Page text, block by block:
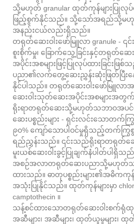
သို့မဟုတ် granular ထုတ်ကုန်များပြုလုပ်ရန်
ဖြည့်စွက်နိုင်သည်။ သို့သော်အရည်သို့
အနည်းငယ်လည်းရှိသည်။
တရုတ်ဆေးဝါးဖော်မြူလာ granule - ၎
စူးစိုက်မှု၊ ခြောက်သွေ့ခြင်းနှင့်တရုတ်ဆေး
အပိုင်းအစများဖြင့်ပြုလုပ်ထားခြင်းဖြ
ပညာ၏လက်တွေ့ဆေးညွှန်းဆုံးဖြတ်ပြီး
နိုင်ပါသည်။ တရုတ်ဆေးဝါးဖော်မြူလာ
ဆေးဝါးသုတ်ဆေးအပိုင်းအစများအတွ
ရိုးရာတရုတ်ဆေးသို့မဟုတ်သဘာဝအပင်
ဆေးပစ္စည်းများ - ရှင်းလင်းသောတက်က
၉၀% ကျော်သောပါဝင်မှုရှိသည့်တက်ကြွ
ရည်ညွှန်းသည်။ ၎င်းသည်ရိုးရာတရုတ်
မူးယစ်ဆေးဝါးခွင့်ပြုချက်နံပါတ်ပါရှိ
အစဉ်အလာတရုတ်ဆေးပညာသို့မဟုတ်သ
ထားသည်။ ဓာတုပစ္စည်းများ၏အဓိကကုန်
အသုံးပြုနိုင်သည်။ ထုတ်ကုန်များမှာ
camptothecin ။
သန့်စင်ထားသောတရုတ်ဆေးဝါးစက်ရုံ
အဆီများ၊ အဆီများ၊ ထုတ်ယူမှုများ၊ ထုတ်